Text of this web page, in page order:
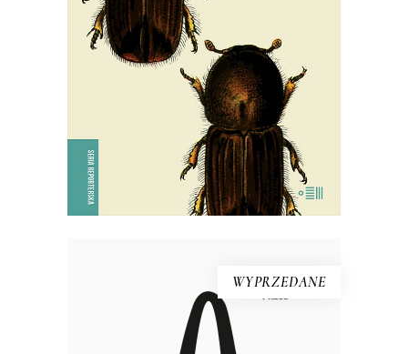
E-BOOK DO KOSZYKA
59.90zł 38.94
KSIĄŻKA DO KOSZYKA
WYPRZEDANE